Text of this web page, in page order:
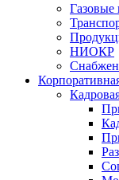
Газовые
НИОКР